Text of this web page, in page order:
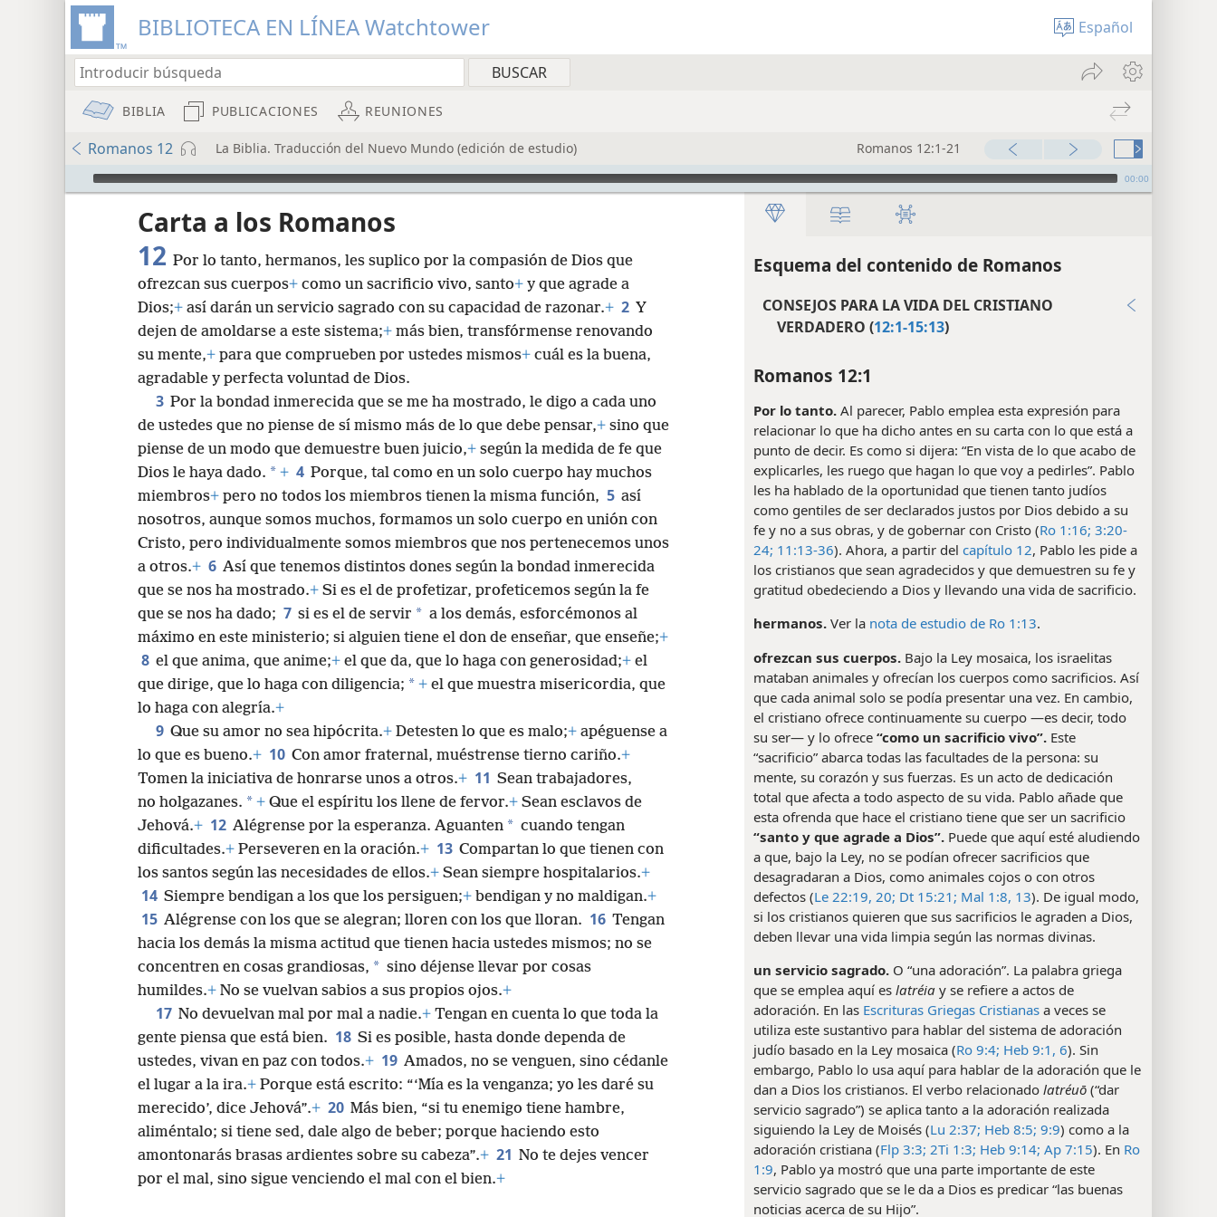
BIBLIOTECA EN LÍNEA Watchtower Español
BIBLIA PUBLICACIONES REUNIONES
Romanos 12 La Biblia. Traducción del Nuevo Mundo (edición de estudio) Romanos 12:1-21
Audio Player 00:00
Esquema del contenido de Romanos
CONSEJOS PARA LA VIDA DEL CRISTIANO
VERDADERO (12:1-15:13)
Romanos 12:1
Por lo tanto. Al parecer, Pablo emplea esta expresión para
relacionar lo que ha dicho antes en su carta con lo que está a
punto de decir. Es como si dijera: “En vista de lo que acabo de
explicarles, les ruego que hagan lo que voy a pedirles”. Pablo
les ha hablado de la oportunidad que tienen tanto judíos
como gentiles de ser declarados justos por Dios debido a su
fe y no a sus obras, y de gobernar con Cristo (Ro 1:16; 3:20-
24; 11:13-36). Ahora, a partir del capítulo 12, Pablo les pide a
los cristianos que sean agradecidos y que demuestren su fe y
gratitud obedeciendo a Dios y llevando una vida de sacrificio.
hermanos. Ver la nota de estudio de Ro 1:13.
ofrezcan sus cuerpos. Bajo la Ley mosaica, los israelitas
mataban animales y ofrecían los cuerpos como sacrificios. Así
que cada animal solo se podía presentar una vez. En cambio,
el cristiano ofrece continuamente su cuerpo —es decir, todo
su ser— y lo ofrece “como un sacrificio vivo”. Este
“sacrificio” abarca todas las facultades de la persona: su
mente, su corazón y sus fuerzas. Es un acto de dedicación
total que afecta a todo aspecto de su vida. Pablo añade que
esta ofrenda que hace el cristiano tiene que ser un sacrificio
“santo y que agrade a Dios”. Puede que aquí esté aludiendo
a que, bajo la Ley, no se podían ofrecer sacrificios que
desagradaran a Dios, como animales cojos o con otros
defectos (Le 22:19, 20; Dt 15:21; Mal 1:8, 13). De igual modo,
si los cristianos quieren que sus sacrificios le agraden a Dios,
deben llevar una vida limpia según las normas divinas.
un servicio sagrado. O “una adoración”. La palabra griega
que se emplea aquí es latréia y se refiere a actos de
adoración. En las Escrituras Griegas Cristianas a veces se
utiliza este sustantivo para hablar del sistema de adoración
judío basado en la Ley mosaica (Ro 9:4; Heb 9:1, 6). Sin
embargo, Pablo lo usa aquí para hablar de la adoración que le
dan a Dios los cristianos. El verbo relacionado latréuō (“dar
servicio sagrado”) se aplica tanto a la adoración realizada
siguiendo la Ley de Moisés (Lu 2:37; Heb 8:5; 9:9) como a la
adoración cristiana (Flp 3:3; 2Ti 1:3; Heb 9:14; Ap 7:15). En Ro
1:9, Pablo ya mostró que una parte importante de este
servicio sagrado que se le da a Dios es predicar “las buenas
noticias acerca de su Hijo”.
Carta a los Romanos
12 Por lo tanto, hermanos, les suplico por la compasión de Dios que
ofrezcan sus cuerpos+ como un sacrificio vivo, santo+ y que agrade a
Dios;+ así darán un servicio sagrado con su capacidad de razonar.+ 2 Y
dejen de amoldarse a este sistema;+ más bien, transfórmense renovando
su mente,+ para que comprueben por ustedes mismos+ cuál es la buena,
agradable y perfecta voluntad de Dios.
3 Por la bondad inmerecida que se me ha mostrado, le digo a cada uno
de ustedes que no piense de sí mismo más de lo que debe pensar,+ sino que
piense de un modo que demuestre buen juicio,+ según la medida de fe que
Dios le haya dado. * + 4 Porque, tal como en un solo cuerpo hay muchos
miembros+ pero no todos los miembros tienen la misma función, 5 así
nosotros, aunque somos muchos, formamos un solo cuerpo en unión con
Cristo, pero individualmente somos miembros que nos pertenecemos unos
a otros.+ 6 Así que tenemos distintos dones según la bondad inmerecida
que se nos ha mostrado.+ Si es el de profetizar, profeticemos según la fe
que se nos ha dado; 7 si es el de servir * a los demás, esforcémonos al
máximo en este ministerio; si alguien tiene el don de enseñar, que enseñe;+
8 el que anima, que anime;+ el que da, que lo haga con generosidad;+ el
que dirige, que lo haga con diligencia; * + el que muestra misericordia, que
lo haga con alegría.+
9 Que su amor no sea hipócrita.+ Detesten lo que es malo;+ apéguense a
lo que es bueno.+ 10 Con amor fraternal, muéstrense tierno cariño.+
Tomen la iniciativa de honrarse unos a otros.+ 11 Sean trabajadores,
no holgazanes. * + Que el espíritu los llene de fervor.+ Sean esclavos de
Jehová.+ 12 Alégrense por la esperanza. Aguanten * cuando tengan
dificultades.+ Perseveren en la oración.+ 13 Compartan lo que tienen con
los santos según las necesidades de ellos.+ Sean siempre hospitalarios.+
14 Siempre bendigan a los que los persiguen;+ bendigan y no maldigan.+
15 Alégrense con los que se alegran; lloren con los que lloran. 16 Tengan
hacia los demás la misma actitud que tienen hacia ustedes mismos; no se
concentren en cosas grandiosas, * sino déjense llevar por cosas
humildes.+ No se vuelvan sabios a sus propios ojos.+
17 No devuelvan mal por mal a nadie.+ Tengan en cuenta lo que toda la
gente piensa que está bien. 18 Si es posible, hasta donde dependa de
ustedes, vivan en paz con todos.+ 19 Amados, no se venguen, sino cédanle
el lugar a la ira.+ Porque está escrito: “‘Mía es la venganza; yo les daré su
merecido’, dice Jehová”.+ 20 Más bien, “si tu enemigo tiene hambre,
aliméntalo; si tiene sed, dale algo de beber; porque haciendo esto
amontonarás brasas ardientes sobre su cabeza”.+ 21 No te dejes vencer
por el mal, sino sigue venciendo el mal con el bien.+